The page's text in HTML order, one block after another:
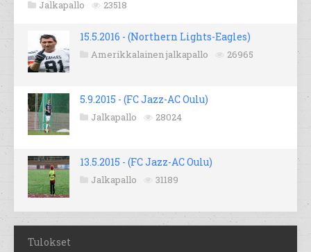
Jalkapallo 23518
15.5.2016 - (Northern Lights-Eagles)
Amerikkalainen jalkapallo 26965
5.9.2015 - (FC Jazz-AC Oulu)
Jalkapallo 28024
13.5.2015 - (FC Jazz-AC Oulu)
Jalkapallo 31189
Tulokset